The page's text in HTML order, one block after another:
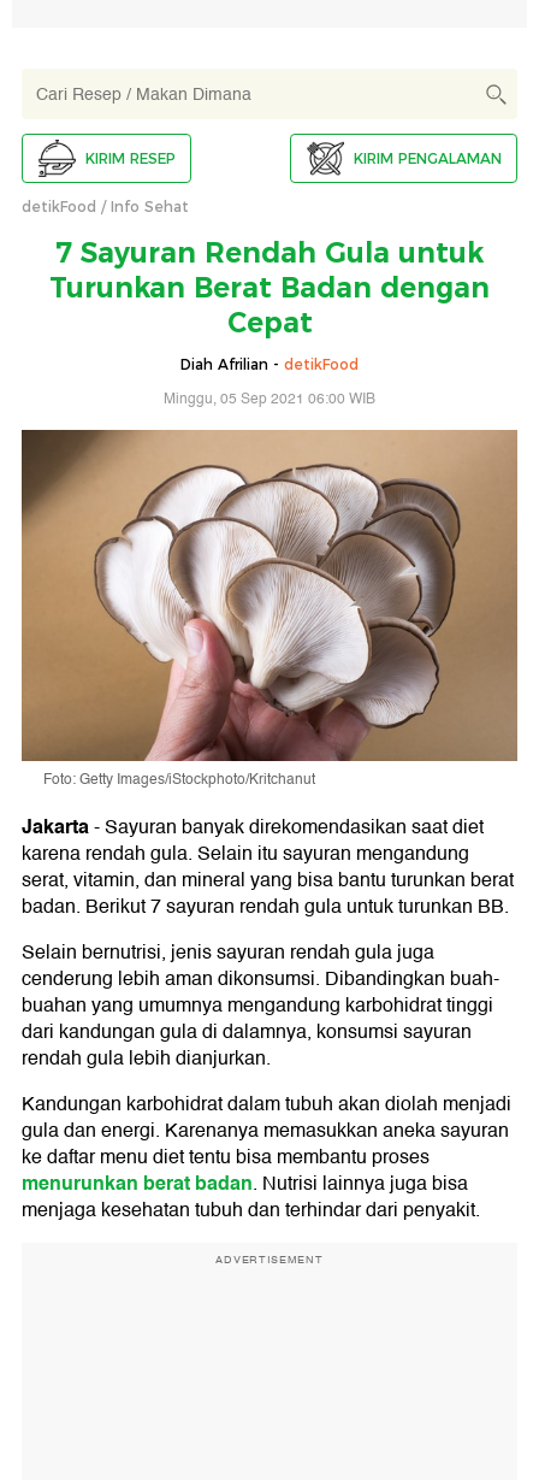
KIRIM RESEP KIRIM PENGALAMAN
detikFood Info Sehat
7 Sayuran Rendah Gula untuk
Turunkan Berat Badan dengan
Cepat
Diah Afrilian - detikFood
Minggu, 05 Sep 2021 06:00 WIB
Foto: Getty Images/iStockphoto/Kritchanut
Jakarta-Sayuran banyak direkomendasikan saat diet
karena rendah gula. Selain itu sayuran mengandung
serat, vitamin, dan mineral yang bisa bantu turunkan berat
badan. Berikut 7 sayuran rendah gula untuk turunkan BB.
Selain bernutrisi, jenis sayuran rendah gula juga
cenderung lebih aman dikonsumsi. Dibandingkan buah-
buahan yang umumnya mengandung karbohidrat tinggi
dari kandungan gula di dalamnya, konsumsi sayuran
rendah gula lebih dianjurkan.
Kandungan karbohidrat dalam tubuh akan diolah menjadi
gula dan energi. Karenanya memasukkan aneka sayuran
ke daftar menu diet tentu bisa membantu proses
menurunkan berat badan. Nutrisi lainnya juga bisa
menjaga kesehatan tubuh dan terhindar dari penyakit.
ADVERTISEMENT